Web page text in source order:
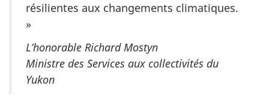
résilientes aux changements climatiques.
»
L’honorable Richard Mostyn
Ministre des Services aux collectivités du
Yukon